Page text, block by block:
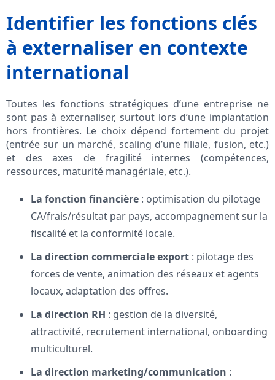
Identifier les fonctions clés
à externaliser en contexte
international
Toutes les fonctions stratégiques d’une entreprise ne
sont pas à externaliser, surtout lors d’une implantation
hors frontières. Le choix dépend fortement du projet
(entrée sur un marché, scaling d’une filiale, fusion, etc.)
et des axes de fragilité internes (compétences,
ressources, maturité managériale, etc.).
La fonction financière : optimisation du pilotage
CA/frais/résultat par pays, accompagnement sur la
fiscalité et la conformité locale.
La direction commerciale export : pilotage des
forces de vente, animation des réseaux et agents
locaux, adaptation des offres.
La direction RH : gestion de la diversité,
attractivité, recrutement international, onboarding
multiculturel.
La direction marketing/communication :